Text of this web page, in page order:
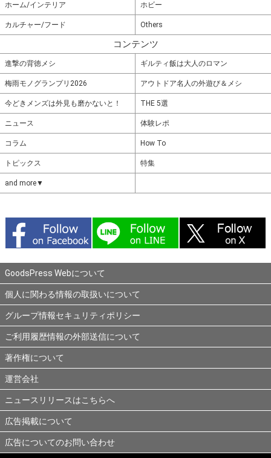
ホーム/インテリア ホビー
カルチャー/フード Others
コンテンツ
進撃の背徳メシ ギルティ飯は大人のロマン
梅雨モノグランプリ2026 アウトドア名人の外遊び＆メシ
今どきメンズは外見も磨かないと！ THE 5選
ニュース 体験レポ
コラム How To
トピックス 特集
and more▼
GoodsPress Webについて
個人に関わる情報の取扱いについて
グループ情報セキュリティポリシー
ご利用履歴情報の外部送信について
著作権について
運営会社
ニュースリリースはこちらへ
広告掲載について
広告についてのお問い合わせ